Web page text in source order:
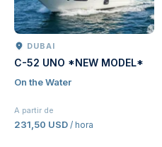
DUBAI
C-52 UNO *NEW MODEL*
On the Water
A partir de
231,50 USD / hora